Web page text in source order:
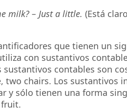
milk? – Just a little. (Está
que tienen un
con sustantivos
sustantivos contables son
two chairs. Los sustantivos
y sólo tienen una forma